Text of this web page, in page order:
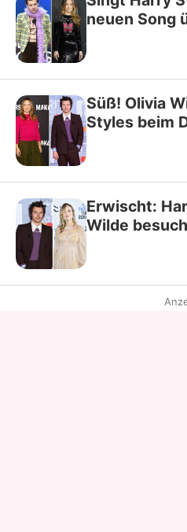
neuen Song
Süß! Olivia
Styles beim
Erwischt:
Wilde